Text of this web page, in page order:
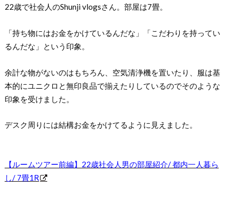
22歳で社会人のShunji vlogsさん。部屋は7畳。
「持ち物にはお金をかけているんだな」「こだわりを持ってい
るんだな」という印象。
余計な物がないのはもちろん、空気清浄機を置いたり、服は基
本的にユニクロと無印良品で揃えたりしているのでそのような
印象を受けました。
デスク周りには結構お金をかけてるように見えました。
【ルームツアー前編】22歳社会人男の部屋紹介/ 都内一人暮ら
し/ 7畳1R